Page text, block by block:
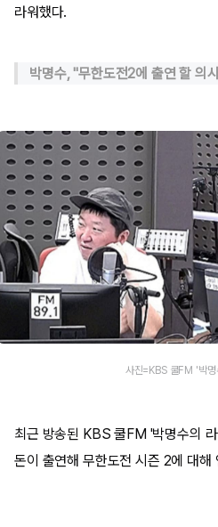
라워했다.
박명수, "무한도전2에 출연 할 의
사진=KBS 쿨FM '박명
최근 방송된 KBS 쿨FM '박명수의
돈이 출연해 무한도전 시즌 2에 대해